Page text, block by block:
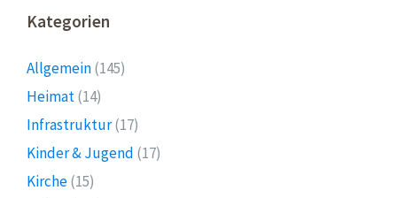
Kategorien
Allgemein(145)
Heimat(14)
Infrastruktur(17)
Kinder & Jugend (17)
Kirche(15)